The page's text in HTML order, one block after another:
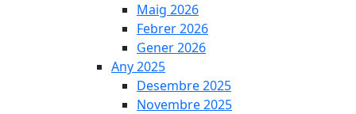
Maig 2026
Febrer 2026
Gener 2026
Any 2025
Desembre 2025
Novembre 2025